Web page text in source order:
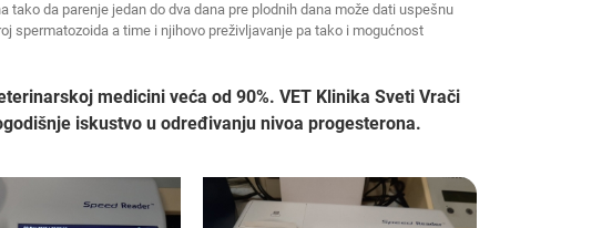
da parenje jedan do dva dana pre plodnih dana može dati uspešnu
spermatozoida a time i njihovo preživljavanje pa tako i mogućnost
medicini veća od 90%. VET Klinika Sveti Vrači
iskustvo u određivanju nivoa progesterona.